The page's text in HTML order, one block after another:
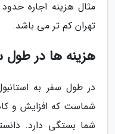
تهران کم تر می باشد.
هزینه ها در طول
در طول سفر به
شماست که افزایش و
شما بستگی دارد.